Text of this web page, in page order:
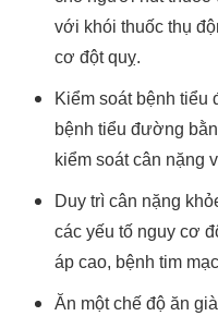
với khói thuốc thụ
cơ đột quỵ.
Kiểm soát bệnh tiểu
bệnh tiểu đường
kiểm soát cân nặng
Duy trì cân nặng
các yếu tố nguy cơ
áp cao, bệnh tim
Ăn một chế độ ăn